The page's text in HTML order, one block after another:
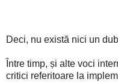
Deci, nu există nici un
Între timp, și alte voci
critici referitoare la